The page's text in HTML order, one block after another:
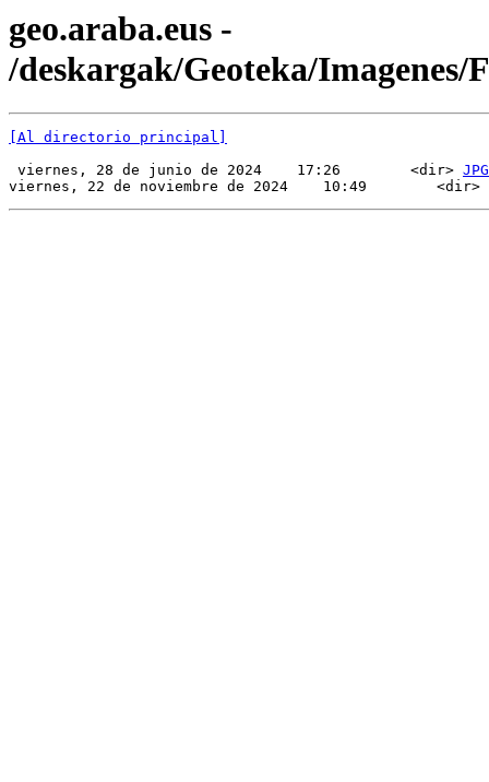
geo.araba.eus -
/deskargak/Geoteka/Imagenes/
[Al directorio principal]
viernes, 28 de junio de 2024    17:26        <dir> JPG
viernes, 22 de noviembre de 2024    10:49        <dir>